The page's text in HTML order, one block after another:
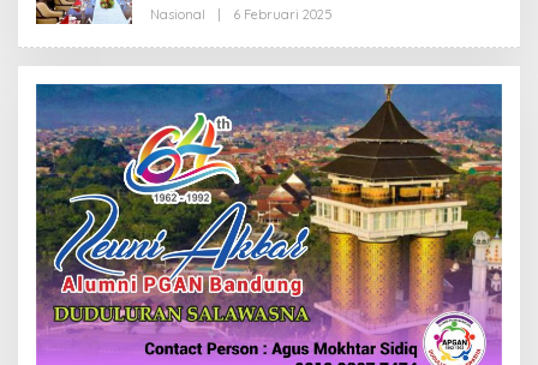
Nasional 6 Februari 2025
E
H
R
A
K
S
I